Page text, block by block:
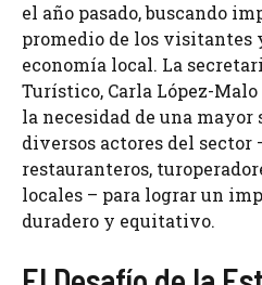
el año pasado, buscando
promedio de los visitantes
economía local. La
Turístico, Carla López-
la necesidad de una
diversos actores del sector
restauranteros,
locales – para lograr un
duradero y equitativo.